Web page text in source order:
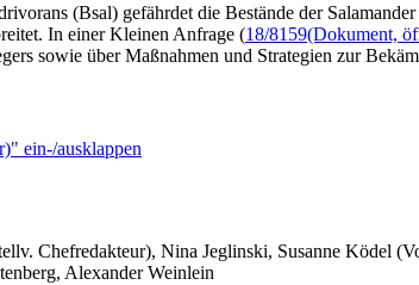
(Bsal) gefährdet die Bestände der
In einer Kleinen Anfrage (18/8159(Dokument,
sowie über Maßnahmen und Strategien zur
ein-/ausklappen
Chefredakteur), Nina Jeglinski, Susanne Ködel
Alexander Weinlein